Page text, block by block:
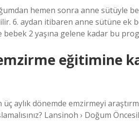
hemen sonra anne sütüyle
6. aydan itibaren anne sütüne ek
bebek 2 yaşına gelene kadar bu
eğitimine
aylık dönemde emzirmeyi
Lansinoh › Doğum